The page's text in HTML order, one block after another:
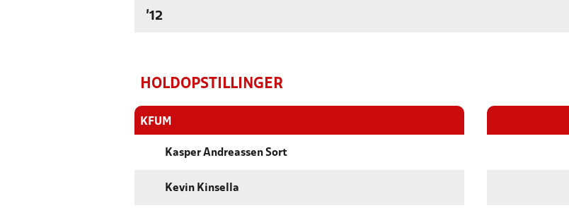
'12
HOLDOPSTILLINGER
KFUM
Kasper Andreassen Sort
Kevin Kinsella